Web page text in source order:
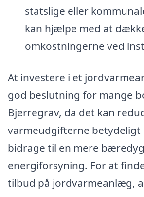
statslige eller
kan hjælpe med at
omkostningerne ved
At investere i et
god beslutning for mange
Bjerregrav, da det kan
varmeudgifterne betydeligt
bidrage til en mere
energiforsyning. For at
tilbud på jordvarmeanlæg,